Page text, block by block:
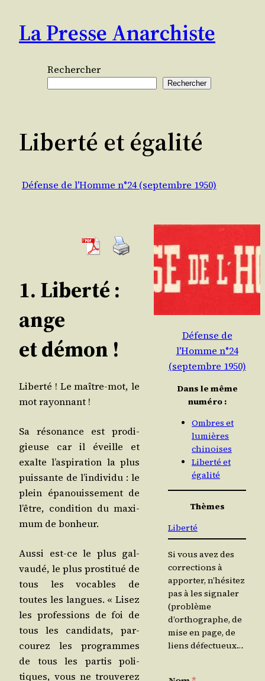
contenu
La Presse Anarchiste
Rechercher
Rechercher
Liberté et égalité
Défense de l'Homme n°24 (septembre 1950)
1. Liberté :
ange
et démon !
Liber­té ! Le maître-mot, le
mot rayonnant !
Sa réso­nance est pro­di­
gieuse car il éveille et
exalte l’as­pi­ra­tion la plus
puis­sante de l’in­di­vi­du : le
plein épa­nouis­se­ment de
l’être, condi­tion du maxi­
mum de bonheur.
Aus­si est-ce le plus gal­
vau­dé, le plus pros­ti­tué de
tous les vocables de
toutes les langues. « Lisez
les pro­fes­sions de foi de
tous les can­di­dats, par­
cou­rez les pro­grammes
de tous les par­tis poli­
tiques, vous ne trou­ve­rez
Défense de
l'Homme n°24
(septembre 1950)
Dans le même
numéro :
Ombres et
lumières
chinoises
Liberté et
égalité
Thèmes
Liberté
Si vous avez des
corrections à
apporter, n’hésitez
pas à les signaler
(problème
d’orthographe, de
mise en page, de
liens défectueux…